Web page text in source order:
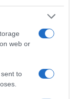
web or
to
kerüld el egy új